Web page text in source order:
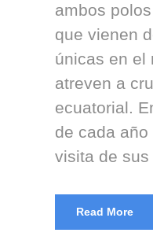
ambos
que vienen
únicas en el
atreven a
ecuatorial.
de cada
visita de
Read More